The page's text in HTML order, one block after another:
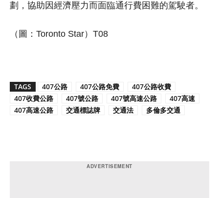
劃，協助因經濟壓力而面臨通行費困難的駕駛者。
（圖：Toronto Star）T08
TAGS 407公路 407公路免費
407公路收費
407收費公路
407號公路 407號高速公路
407高速
407高速公路
交通標誌牌 交通法 多倫多交通